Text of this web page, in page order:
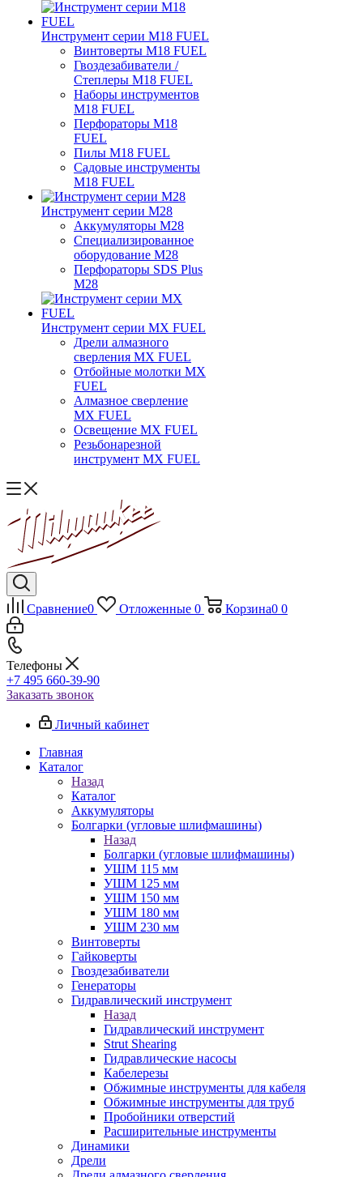
Инструмент серии M18 FUEL
Винтоверты M18 FUEL
Гвоздезабиватели /
Степлеры M18 FUEL
Наборы инструментов
M18 FUEL
Перфораторы M18
FUEL
Пилы M18 FUEL
Садовые инструменты
M18 FUEL
Инструмент серии M28
Аккумуляторы M28
Специализированное
оборудование M28
Перфораторы SDS Plus
M28
Инструмент серии MX FUEL
Дрели алмазного
сверления MX FUEL
Отбойные молотки MX
FUEL
Алмазное сверление
MX FUEL
Освещение MX FUEL
Резьбонарезной
инструмент MX FUEL
Сравнение0 Отложенные 0 Корзина0 0
Телефоны
+7 495 660-39-90
Заказать звонок
Личный кабинет
Главная
Каталог
Назад
Каталог
Аккумуляторы
Болгарки (угловые шлифмашины)
Назад
Болгарки (угловые шлифмашины)
УШМ 115 мм
УШМ 125 мм
УШМ 150 мм
УШМ 180 мм
УШМ 230 мм
Винтоверты
Гайковерты
Гвоздезабиватели
Генераторы
Гидравлический инструмент
Назад
Гидравлический инструмент
Strut Shearing
Гидравлические насосы
Кабелерезы
Обжимные инструменты для кабеля
Обжимные инструменты для труб
Пробойники отверстий
Расширительные инструменты
Динамики
Дрели